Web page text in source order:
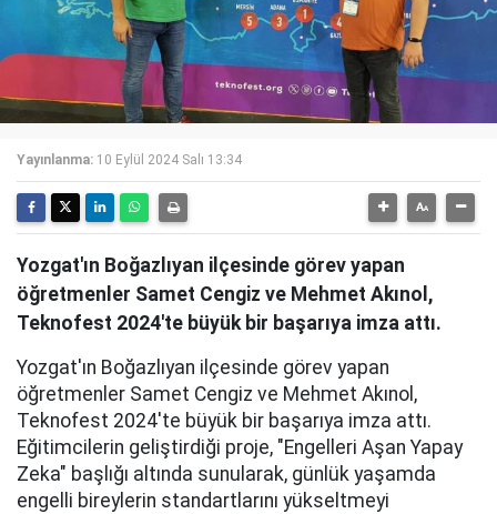
Yayınlanma: 10 Eylül 2024 Salı 13:34
Yozgat'ın Boğazlıyan ilçesinde görev yapan
öğretmenler Samet Cengiz ve Mehmet Akınol,
Teknofest 2024'te büyük bir başarıya imza attı.
Yozgat'ın Boğazlıyan ilçesinde görev yapan
öğretmenler Samet Cengiz ve Mehmet Akınol,
Teknofest 2024'te büyük bir başarıya imza attı.
Eğitimcilerin geliştirdiği proje, "Engelleri Aşan Yapay
Zeka" başlığı altında sunularak, günlük yaşamda
engelli bireylerin standartlarını yükseltmeyi